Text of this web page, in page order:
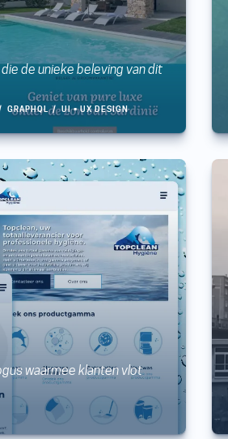
de unieke beleving van dit
GRAPHQL UI • UX DESIGN
waarmee klanten vlot